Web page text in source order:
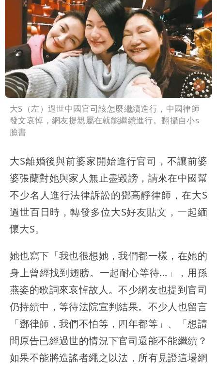
大S（左）過世中國官司該怎麼繼續進行，中國律師
發文哀悼，網友提親屬在就能繼續進行。翻攝自小s
臉書
大S離婚後與前婆家開始進行官司，不讓前婆
婆張蘭對她與家人無止盡毀謗，請來在中國幫
不少名人進行法律訴訟的鄧高靜律師，在大S
過世百日時，轉發多位大S好友貼文，一起緬
懷大S。
她也寫下「我也很想她，我們都一樣，在她的
身上曾經找到翅膀。一起耐心等待...」，用孫
燕姿的歌詞來哀悼故人。不少網友也提到官司
仍持續中，等待法院宣判結果。不少人也留言
「鄧律師，我們不怕等，四年都等」、「想請
問原告已經過世的情況下官司還能不能繼續？
如果不能將造謠者繩之以法，所有見證這場網